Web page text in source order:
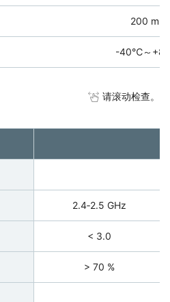
200 mm
-40℃～
请滚动检查。
2.4‐2.5 GHz
< 3.0
> 70 %